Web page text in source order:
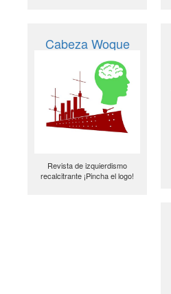
Cabeza Woque
Revista de izquierdismo
recalcitrante ¡Pincha el logo!